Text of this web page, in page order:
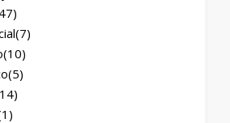
(7)
(10)
(5)